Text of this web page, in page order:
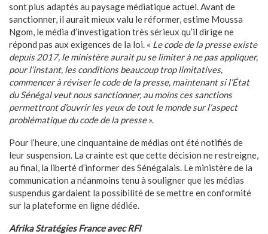
sont plus adaptés au paysage médiatique actuel. Avant de
sanctionner, il aurait mieux valu le réformer, estime Moussa
Ngom, le média d’investigation très sérieux qu’il dirige ne
répond pas aux exigences de la loi. « Le code de la presse existe
depuis 2017, le ministère aurait pu se limiter à ne pas appliquer,
pour l’instant, les conditions beaucoup trop limitatives,
commencer à réviser le code de la presse, maintenant si l’État
du Sénégal veut nous sanctionner, au moins ces sanctions
permettront d’ouvrir les yeux de tout le monde sur l’aspect
problématique du code de la presse».
Pour l’heure, une cinquantaine de médias ont été notifiés de
leur suspension. La crainte est que cette décision ne restreigne,
au final, la liberté d’informer des Sénégalais. Le ministère de la
communication a néanmoins tenu à souligner que les médias
suspendus gardaient la possibilité de se mettre en conformité
sur la plateforme en ligne dédiée.
Afrika Stratégies France avec RFI